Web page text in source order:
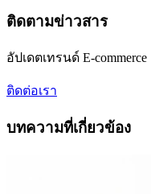
ติดตามข่าวสาร
อัปเดตเทรนด์ E-
ติดต่อเรา
บทความที่เกี่ยวข้อง